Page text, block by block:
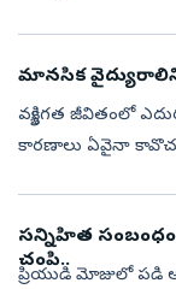
మానసిక వైద్యురాలిని
వ్యక్తిగత జీవితంలో
కారణాలు ఏవైనా
సన్నిహిత
చంపి..
ప్రియుడి మోజులో పడి